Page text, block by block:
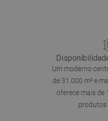
Um moderno
de 31.000 m² e
oferece mais de
produtos